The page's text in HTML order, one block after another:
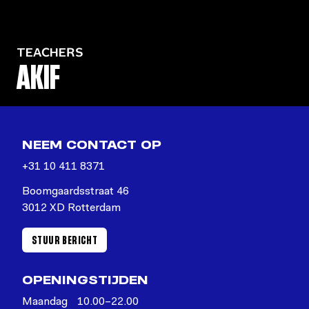
TEACHERS
AKIF
NEEM CONTACT OP
+31 10 411 8371
Boomgaardsstraat 46
3012 XD Rotterdam
STUUR BERICHT
OPENINGSTIJDEN
Maandag 10.00–22.00